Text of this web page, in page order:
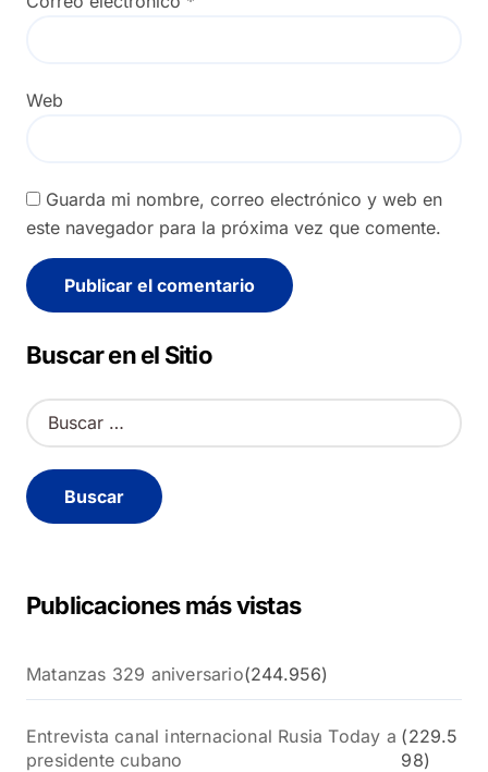
Web
Guarda mi nombre, correo electrónico y web en
este navegador para la próxima vez que comente.
Buscar en el Sitio
B
u
c
a
Publicaciones más vistas
Matanzas 329 aniversario(244.956)
Entrevista canal internacional Rusia Today a
presidente cubano
(229.5
98)